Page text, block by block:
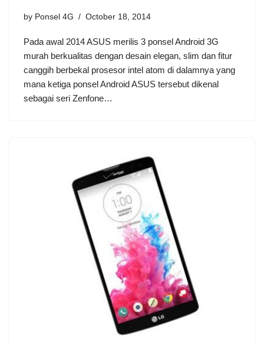
by Ponsel 4G October 18, 2014
Pada awal 2014 ASUS merilis 3 ponsel Android 3G
murah berkualitas dengan desain elegan, slim dan fitur
canggih berbekal prosesor intel atom di dalamnya yang
mana ketiga ponsel Android ASUS tersebut dikenal
sebagai seri Zenfone…